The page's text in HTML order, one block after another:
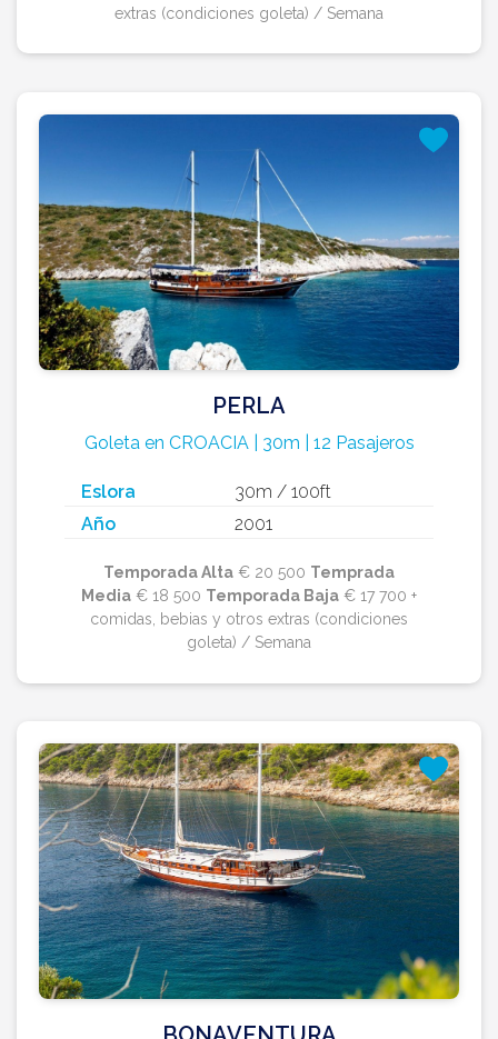
extras (condiciones goleta) / Semana
PERLA
Goleta en CROACIA | 30m | 12 Pasajeros
Eslora
30m / 100ft
Año
2001
Temporada Alta€ 20 500 Temprada
Media€ 18 500 Temporada Baja€ 17 700 +
comidas, bebias y otros extras (condiciones
goleta) / Semana